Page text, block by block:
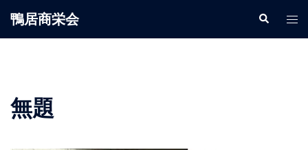
鴨居商栄会
無題